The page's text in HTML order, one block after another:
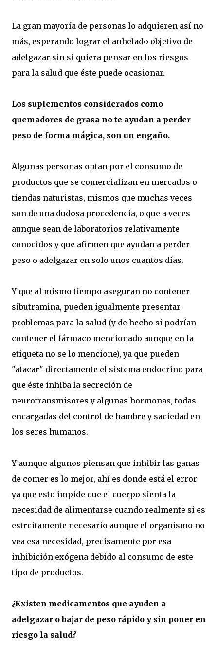
La gran mayoría de personas lo adquieren así no
más, esperando lograr el anhelado objetivo de
adelgazar sin si quiera pensar en los riesgos
para la salud que éste puede ocasionar.
Los suplementos considerados como
quemadores de grasa no te ayudan a perder
peso de forma mágica, son un engaño.
Algunas personas optan por el consumo de
productos que se comercializan en mercados o
tiendas naturistas, mismos que muchas veces
son de una dudosa procedencia, o que a veces
aunque sean de laboratorios relativamente
conocidos y que afirmen que ayudan a perder
peso o adelgazar en solo unos cuantos días.
Y que al mismo tiempo aseguran no contener
sibutramina, pueden igualmente presentar
problemas para la salud (y de hecho si podrían
contener el fármaco mencionado aunque en la
etiqueta no se lo mencione), ya que pueden
"atacar" directamente el sistema endocrino para
que éste inhiba la secreción de
neurotransmisores y algunas hormonas, todas
encargadas del control de hambre y saciedad en
los seres humanos.
Y aunque algunos piensan que inhibir las ganas
de comer es lo mejor, ahí es donde está el error
ya que esto impide que el cuerpo sienta la
necesidad de alimentarse cuando realmente si es
estrcitamente necesario aunque el organismo no
vea esa necesidad, precisamente por esa
inhibición exógena debido al consumo de este
tipo de productos.
¿Existen medicamentos que ayuden a
adelgazar o bajar de peso rápido y sin poner en
riesgo la salud?